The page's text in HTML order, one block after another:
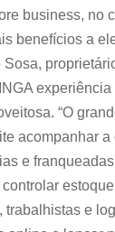
business, no
benefícios a
experiência
“O
acompanhar a
e
trabalhistas e